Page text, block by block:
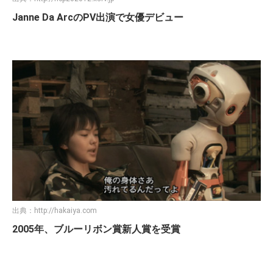
Janne Da ArcのPV出演で女優デビュー
出典： http://hakaiya.com
2005年、ブルーリボン賞新人賞を受賞